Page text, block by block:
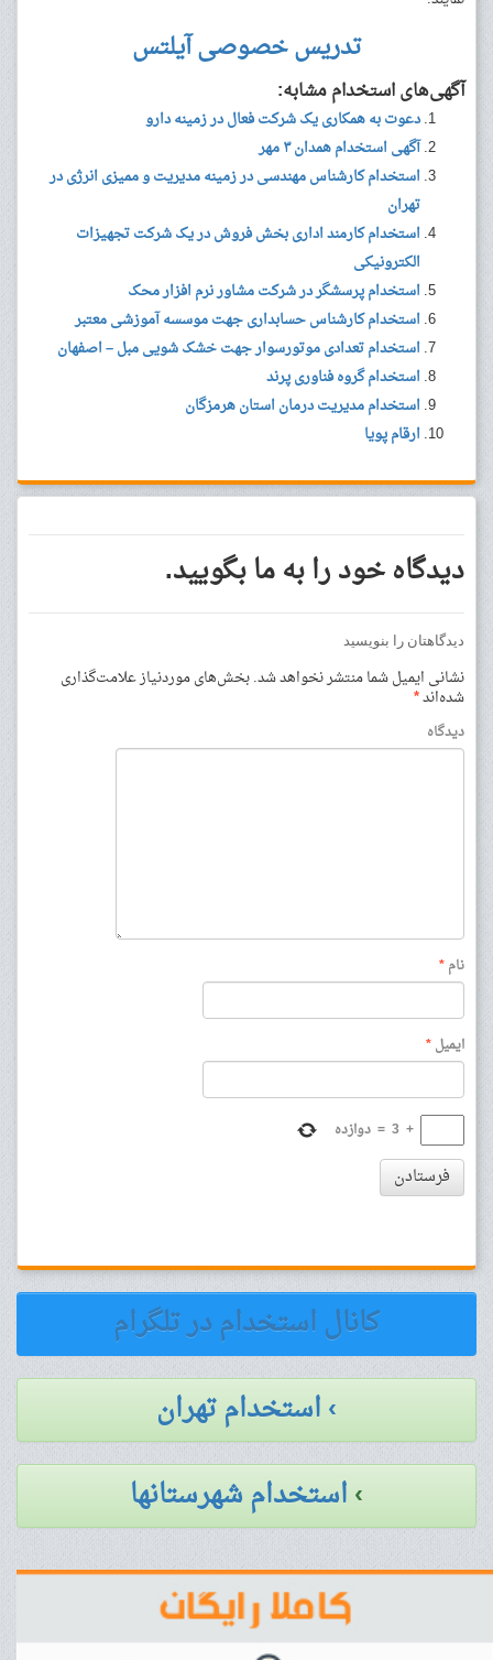
تدریس خصوصی آیلتس
آگهی‌های استخدام مشابه:
دعوت به همکاری یک شرکت فعال در زمینه دارو
آگهی استخدام همدان ۳ مهر
استخدام کارشناس مهندسی در زمینه مدیریت و ممیزی انرژی در
تهران
استخدام کارمند اداری بخش فروش در یک شرکت تجهیزات
الکترونیکی
استخدام پرسشگر در شرکت مشاور نرم افزار محک
استخدام کارشناس حسابداری جهت موسسه آموزشی معتبر
استخدام تعدادی موتورسوار جهت خشک شویی مبل – اصفهان
استخدام گروه فناوری پرند
استخدام مدیریت درمان استان هرمزگان
ارقام پویا
دیدگاه خود را به ما بگویید.
دیدگاهتان را بنویسید
نشانی ایمیل شما منتشر نخواهد شد.بخش‌های موردنیاز علامت‌گذاری
شده‌اند*
دیدگاه
نام*
ایمیل*
+
3
= دوازده
فرستادن
کانال استخدام در تلگرام
› استخدام تهران
›استخدام شهرستانها